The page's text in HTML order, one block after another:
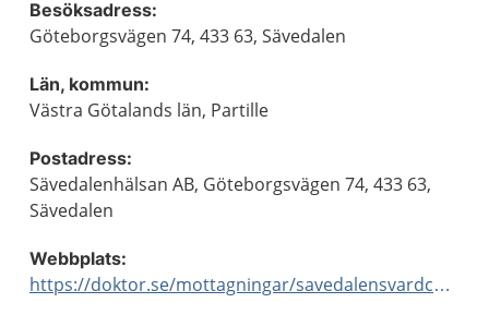
Besöksadress:
Göteborgsvägen 74, 433 63, Sävedalen
Län, kommun:
Västra Götalands län, Partille
Postadress:
Sävedalenhälsan AB, Göteborgsvägen 74, 433 63,
Sävedalen
Webbplats:
https://doktor.se/mottagningar/savedalensvardcentral/